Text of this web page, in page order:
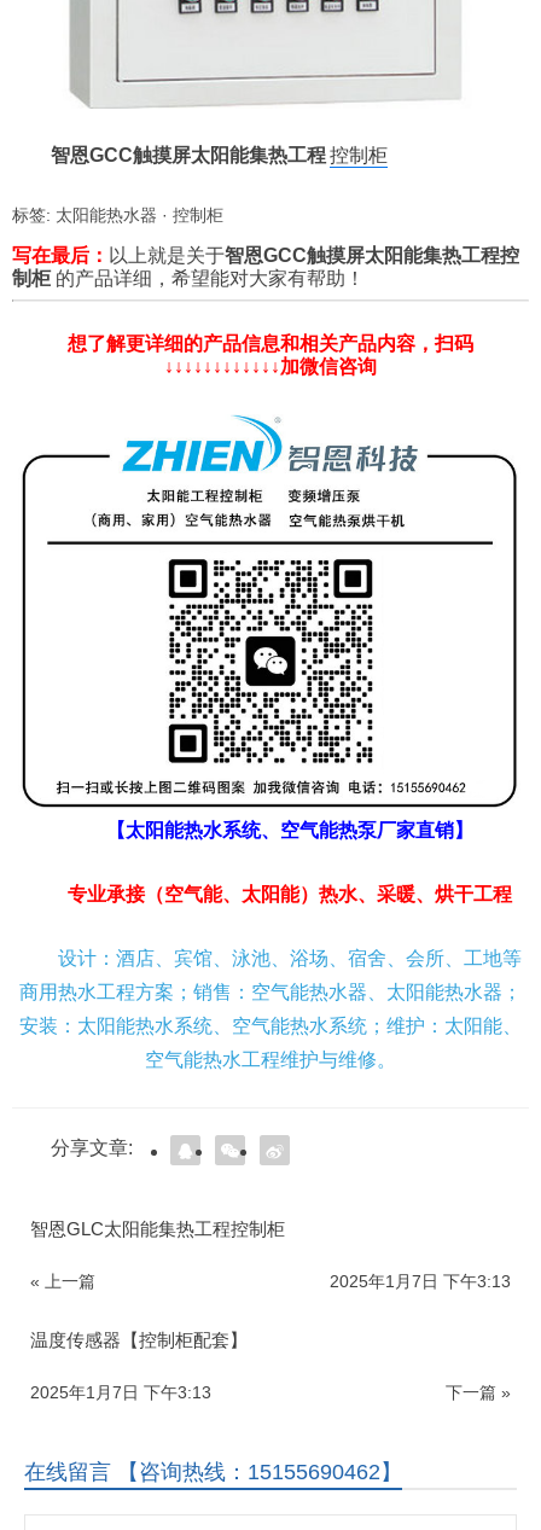
智恩GCC触摸屏太阳能集热工程控制柜
标签: 太阳能热水器 · 控制柜
写在最后： 以上就是关于智恩GCC触摸屏太阳能集热工程控
制柜的产品详细，希望能对大家有帮助！
想了解更详细的产品信息和相关产品内容，扫码
↓↓↓↓↓↓↓↓↓↓↓↓加微信咨询
【太阳能热水系统、空气能热泵厂家直销】
专业承接（空气能、太阳能）热水、采暖、烘干工程
设计：酒店、宾馆、泳池、浴场、宿舍、会所、工地等
商用热水工程方案；销售：空气能热水器、太阳能热水器；
安装：太阳能热水系统、空气能热水系统；维护：太阳能、
空气能热水工程维护与维修。
分享文章:
智恩GLC太阳能集热工程控制柜
« 上一篇 2025年1月7日 下午3:13
温度传感器【控制柜配套】
下一篇 »
2025年1月7日 下午3:13
在线留言 【咨询热线：15155690462】